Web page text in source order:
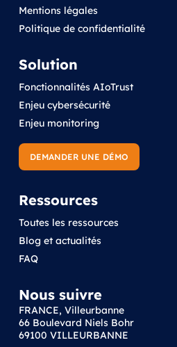
Mentions légales
Politique de confidentialité
Solution
Fonctionnalités AIoTrust
Enjeu cybersécurité
Enjeu monitoring
DEMANDER UNE DÉMO
Ressources
Toutes les ressources
Blog et actualités
FAQ
Nous suivre
FRANCE, Villeurbanne
66 Boulevard Niels Bohr
69100 VILLEURBANNE